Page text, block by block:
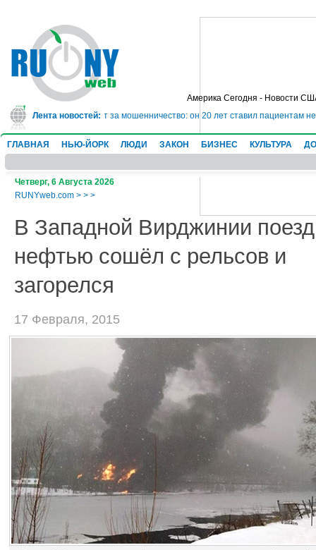
Америка Сегодня - Новости
Лента новостей:
в тюрьму на 10 лет за мошенничество: он 20 лет ставил пациентам
ГЛАВНАЯ НЬЮ-ЙОРК ЛЮДИ ЗАКОН БИЗНЕС КУЛЬТУРА
Четверг, 6 Августа 2026
RUNYweb.com > > >
В Западной Вирджинии
нефтью сошёл с рельсов и
загорелся
17 Февраля, 2015